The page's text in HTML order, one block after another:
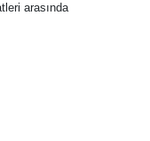
arasında